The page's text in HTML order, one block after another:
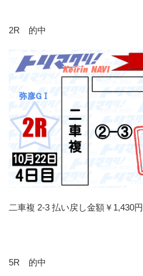
2R 的中
二車複 2-3 払い戻し金額￥1,430円
5R 的中